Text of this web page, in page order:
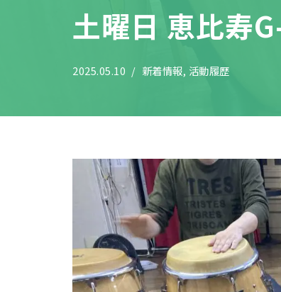
土曜日 恵比寿
2025.05.10 新着情報, 活動履歴